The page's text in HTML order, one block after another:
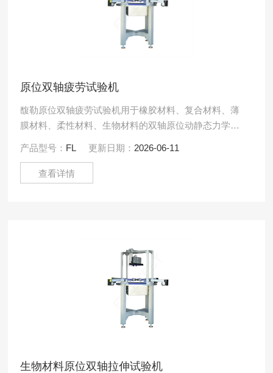
原位双轴疲劳试验机
馥勒原位双轴疲劳试验机用于橡胶材料、复合材料、薄
膜材料、柔性材料、生物材料的双轴原位动静态力学性
力的控制\位移.....
产品型号： FL 更新日期： 2026-06-11
查看详情
生物材料原位双轴拉伸试验机